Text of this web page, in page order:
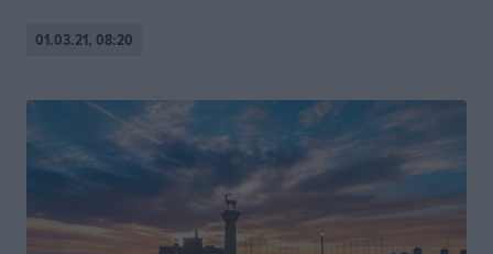
01.03.21, 08:20